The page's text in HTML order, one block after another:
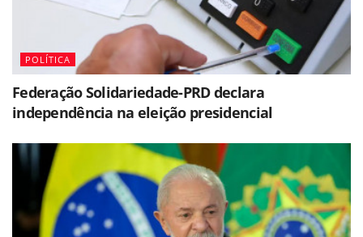
POLÍTICA
Federação Solidariedade-PRD declara
independência na eleição presidencial